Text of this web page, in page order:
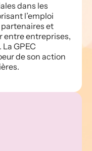
dans les
l’emploi
partenaires et
entre entreprises,
GPEC
de son action